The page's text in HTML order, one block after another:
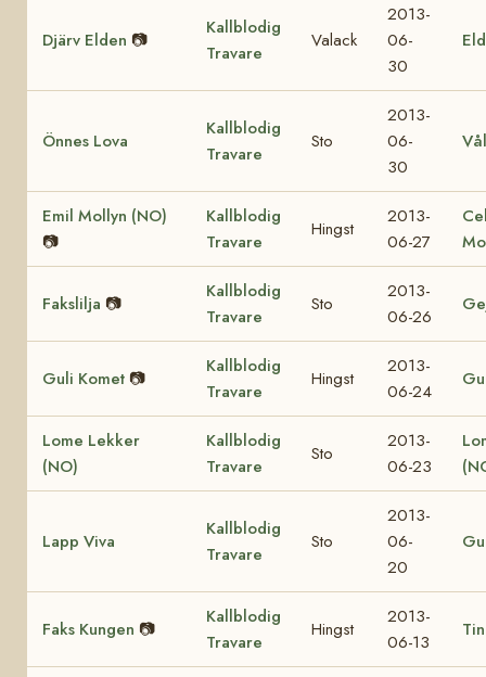
Djärv Elden 📷
Kallblodig
Travare
Valack
2013-
06-
30
Önnes Lova
Kallblodig
Travare
Sto
2013-
06-
30
Emil Mollyn (NO)
📷
Kallblodig
Travare
Hingst
2013-
06-27
Fakslilja 📷
Kallblodig
Travare
Sto
2013-
06-26
Guli Komet 📷
Kallblodig
Travare
Hingst
2013-
06-24
Lome Lekker
(NO)
Kallblodig
Travare
Sto
2013-
06-23
Lapp Viva
Kallblodig
Travare
Sto
2013-
06-
20
Faks Kungen 📷
Kallblodig
Travare
Hingst
2013-
06-13